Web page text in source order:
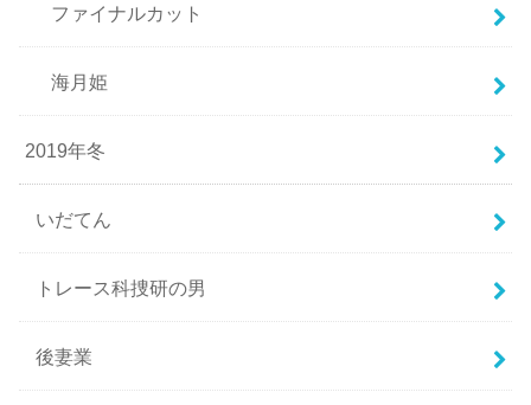
ファイナルカット
海月姫
2019年冬
いだてん
トレース科捜研の男
後妻業